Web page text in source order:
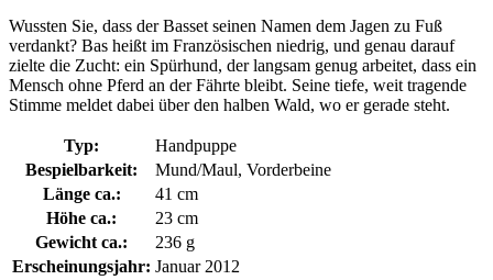
Wussten Sie, dass der Basset seinen Namen dem Jagen zu Fuß
verdankt? Bas heißt im Französischen niedrig, und genau darauf
zielte die Zucht: ein Spürhund, der langsam genug arbeitet, dass ein
Mensch ohne Pferd an der Fährte bleibt. Seine tiefe, weit tragende
Stimme meldet dabei über den halben Wald, wo er gerade steht.
Typ:
Handpuppe
Bespielbarkeit:
Mund/Maul, Vorderbeine
Länge ca.:
41 cm
Höhe ca.:
23 cm
Gewicht ca.:
236 g
Erscheinungsjahr: Januar 2012